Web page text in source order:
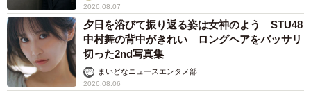
2026.08.07
夕日を浴びて振り返る姿は女神のよう STU48
中村舞の背中がきれい ロングヘアをバッサリ
切った2nd写真集
まいどなニュースエンタメ部
2026.08.06